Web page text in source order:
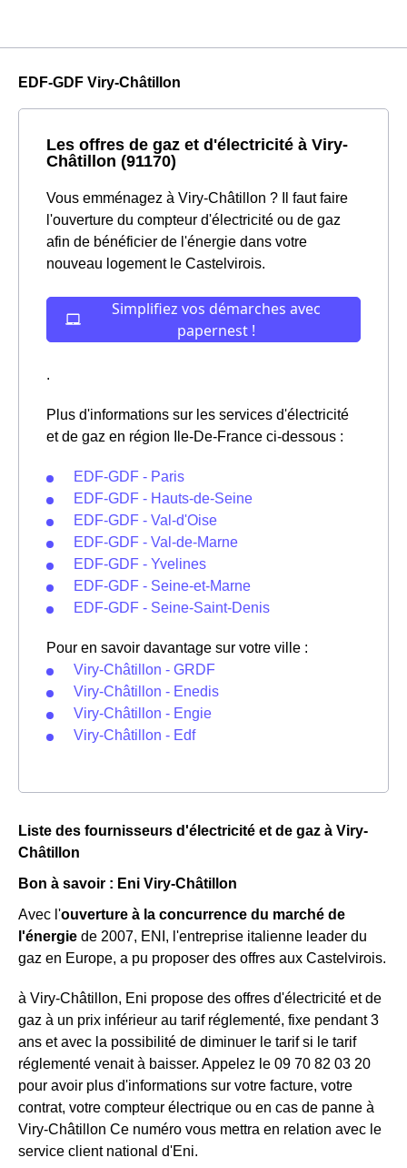
EDF-GDF Viry-Châtillon
Les offres de gaz et d'électricité à Viry-
Châtillon (91170)
Vous emménagez à Viry-Châtillon ? Il faut faire
l'ouverture du compteur d'électricité ou de gaz
afin de bénéficier de l'énergie dans votre
nouveau logement le Castelvirois.
.
Plus d'informations sur les services d'électricité
et de gaz en région Ile-De-France ci-dessous :
EDF-GDF - Paris
EDF-GDF - Hauts-de-Seine
EDF-GDF - Val-d'Oise
EDF-GDF - Val-de-Marne
EDF-GDF - Yvelines
EDF-GDF - Seine-et-Marne
EDF-GDF - Seine-Saint-Denis
Pour en savoir davantage sur votre ville :
Viry-Châtillon - GRDF
Viry-Châtillon - Enedis
Viry-Châtillon - Engie
Viry-Châtillon - Edf
Liste des fournisseurs d'électricité et de gaz à Viry-
Châtillon
Bon à savoir : Eni Viry-Châtillon
Avec l'ouverture à la concurrence du marché de
l'énergie de 2007, ENI, l'entreprise italienne leader du
gaz en Europe, a pu proposer des offres aux Castelvirois.
à Viry-Châtillon, Eni propose des offres d'électricité et de
gaz à un prix inférieur au tarif réglementé, fixe pendant 3
ans et avec la possibilité de diminuer le tarif si le tarif
réglementé venait à baisser. Appelez le 09 70 82 03 20
pour avoir plus d'informations sur votre facture, votre
contrat, votre compteur électrique ou en cas de panne à
Viry-Châtillon Ce numéro vous mettra en relation avec le
service client national d'Eni.